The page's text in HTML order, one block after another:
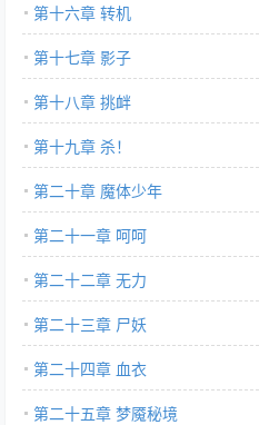
第十六章 转机
第十七章 影子
第十八章 挑衅
第十九章 杀！
第二十章 魔体少年
第二十一章 呵呵
第二十二章 无力
第二十三章 尸妖
第二十四章 血衣
第二十五章 梦魇秘境